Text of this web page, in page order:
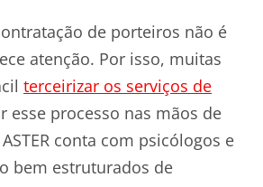
de porteiros não é
atenção. Por isso, muitas
terceirizar os serviços de
esse processo nas mãos de
conta com psicólogos e
bem estruturados de